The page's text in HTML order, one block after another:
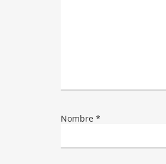
Nombre *